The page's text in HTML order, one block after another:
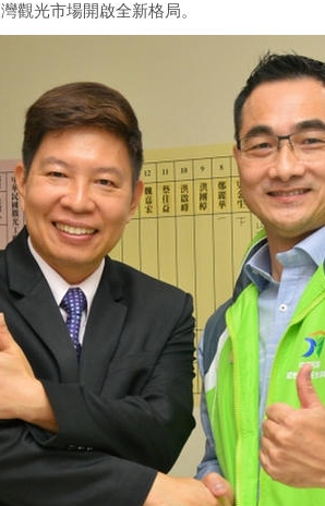
觀光市場開啟全新格局。